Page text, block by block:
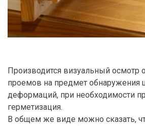
Производится визуальный
проемов на предмет обнаружения
деформаций, при необходимости
герметизация.
В общем же виде можно сказать,